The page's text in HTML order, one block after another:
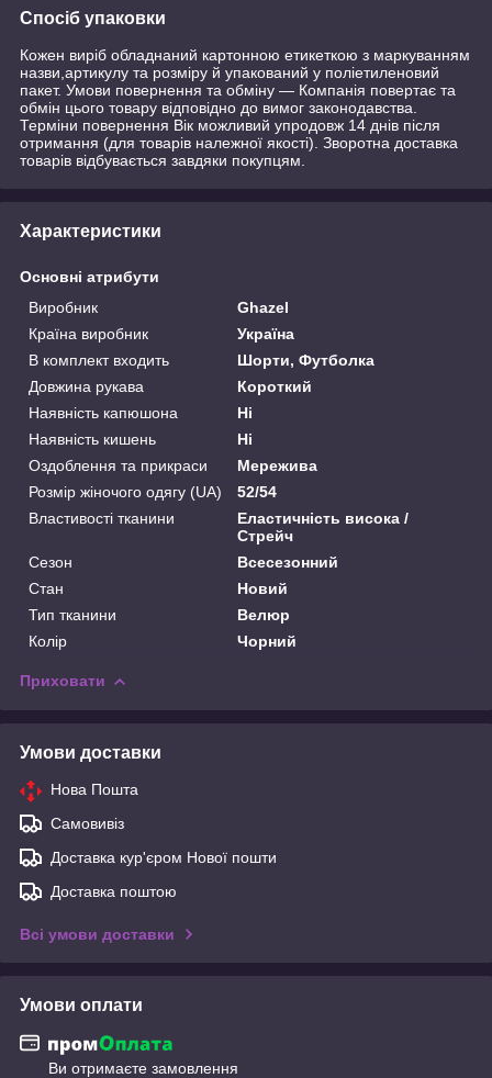
Спосіб упаковки
Кожен виріб обладнаний картонною етикеткою з маркуванням
назви,артикулу та розміру й упакований у поліетиленовий
пакет. Умови повернення та обміну — Компанія повертає та
обмін цього товару відповідно до вимог законодавства.
Терміни повернення Вік можливий упродовж 14 днів після
отримання (для товарів належної якості). Зворотна доставка
товарів відбувається завдяки покупцям.
Характеристики
Основні атрибути
Виробник
Ghazel
Країна виробник
Україна
В комплект входить
Шорти, Футболка
Довжина рукава
Короткий
Наявність капюшона
Ні
Наявність кишень
Ні
Оздоблення та прикраси
Мережива
Розмір жіночого одягу (UA)
52/54
Властивості тканини
Еластичність висока /
Стрейч
Сезон
Всесезонний
Стан
Новий
Тип тканини
Велюр
Колір
Чорний
Приховати
Умови доставки
Нова Пошта
Самовивіз
Доставка кур'єром Нової пошти
Доставка поштою
Всі умови доставки
Умови оплати
Ви отримаєте замовлення